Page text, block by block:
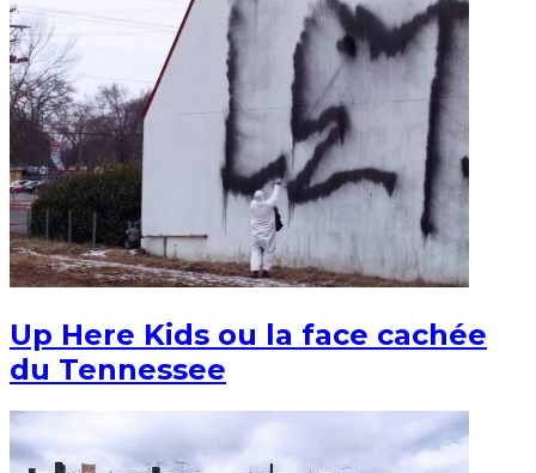
Up Here Kids ou la face cachée
du Tennessee